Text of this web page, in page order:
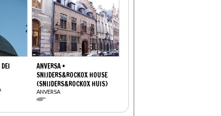
ANVERSA •
SNIJDERS&ROCKOX HOUSE
(SNIJDERS&ROCKOX HUIS)
ANVERSA